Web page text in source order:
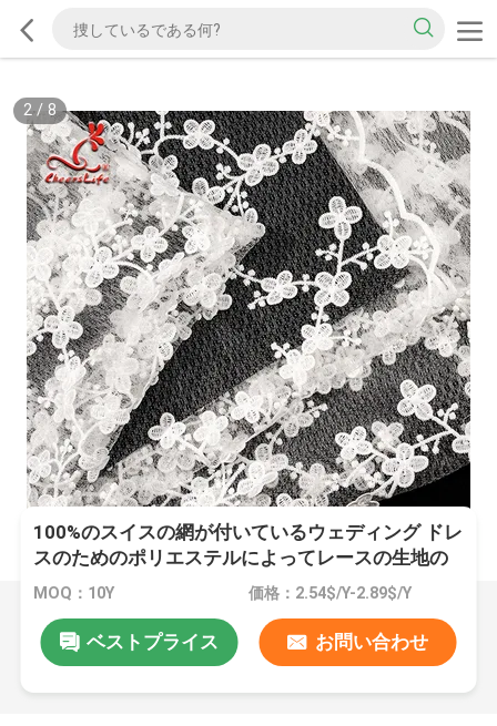
2/ 8
100%のスイスの網が付いているウェディング ドレ
スのためのポリエステルによってレースの生地の
Bussyの刺繍される花のレース
MOQ：10Y 価格：2.54$/Y-2.89$/Y
ベストプライス お問い合わせ